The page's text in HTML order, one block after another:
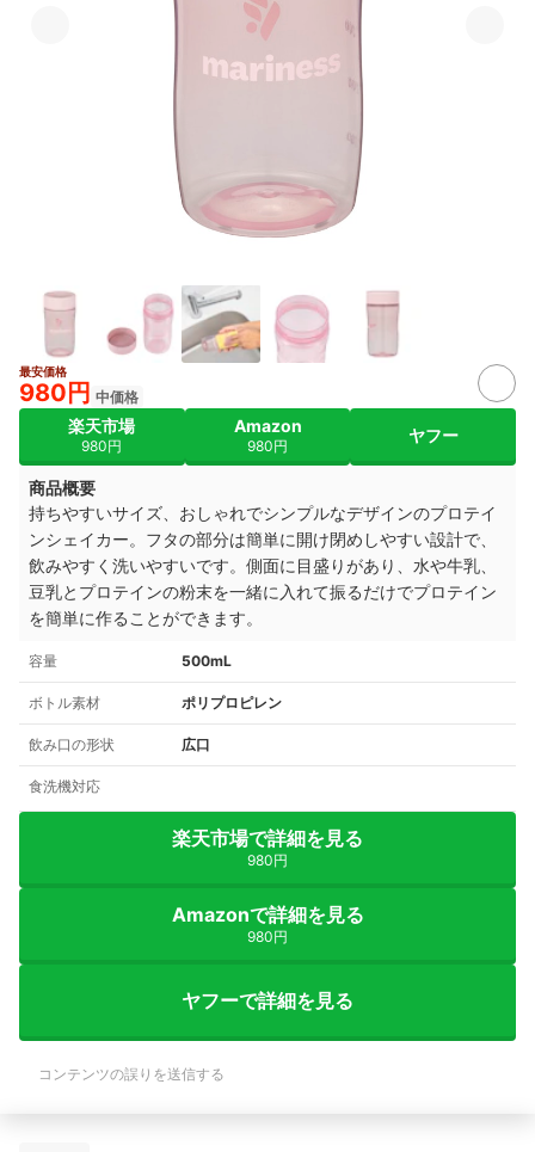
最安価格
980円 中価格
楽天市場
980円
Amazon
980円
ヤフー
商品概要
持ちやすいサイズ、おしゃれでシンプルなデザインのプロテイ
ンシェイカー。フタの部分は簡単に開け閉めしやすい設計で、
飲みやすく洗いやすいです。側面に目盛りがあり、水や牛乳、
豆乳とプロテインの粉末を一緒に入れて振るだけでプロテイン
を簡単に作ることができます。
容量 500mL
ボトル素材 ポリプロピレン
飲み口の形状 広口
食洗機対応
楽天市場で詳細を見る
980円
Amazonで詳細を見る
980円
ヤフーで詳細を見る
コンテンツの誤りを送信する